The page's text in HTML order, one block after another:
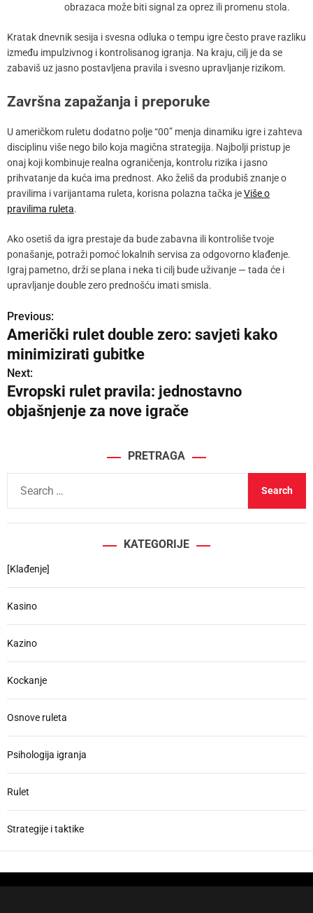
obrazaca može biti signal za oprez ili promenu stola.
Kratak dnevnik sesija i svesna odluka o tempu igre često prave razliku
između impulzivnog i kontrolisanog igranja. Na kraju, cilj je da se
zabaviš uz jasno postavljena pravila i svesno upravljanje rizikom.
Završna zapažanja i preporuke
U američkom ruletu dodatno polje “00” menja dinamiku igre i zahteva
disciplinu više nego bilo koja magična strategija. Najbolji pristup je
onaj koji kombinuje realna ograničenja, kontrolu rizika i jasno
prihvatanje da kuća ima prednost. Ako želiš da produbiš znanje o
pravilima i varijantama ruleta, korisna polazna tačka jeViše o
pravilima ruleta.
Ako osetiš da igra prestaje da bude zabavna ili kontroliše tvoje
ponašanje, potraži pomoć lokalnih servisa za odgovorno klađenje.
Igraj pametno, drži se plana i neka ti cilj bude uživanje — tada će i
upravljanje double zero prednošću imati smisla.
P
o
s
t
v
i
a
t
i
o
n
Previous:
Američki rulet double zero: savjeti kako
minimizirati gubitke
Next:
Evropski rulet pravila: jednostavno
objašnjenje za nove igrače
PRETRAGA
h
f
o
:
KATEGORIJE
[Klađenje]
Kasino
Kazino
Kockanje
Osnove ruleta
Psihologija igranja
Rulet
Strategije i taktike